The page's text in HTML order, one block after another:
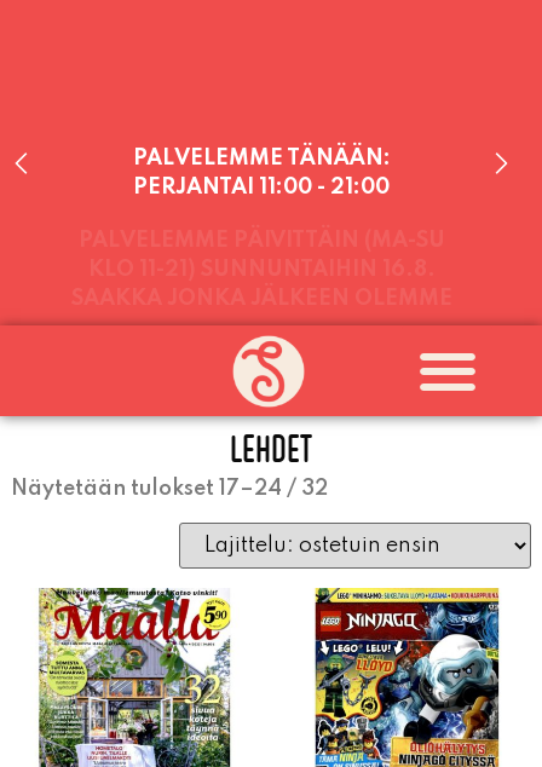
PALVELEMME TÄNÄÄN:
PERJANTAI 11:00 - 21:00
AVOINNA VIIKONLOPPUISIN (PE-
SU) ELOKUUN LOPPUUN ASTI
LÄMPIMÄSTI TERVETULOA!
LEHDET
Näytetään tulokset 17–24 / 32